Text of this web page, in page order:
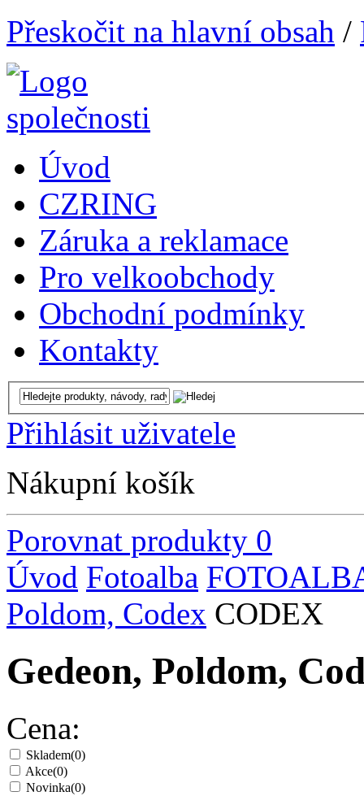
Přeskočit na hlavní obsah /
Úvod
CZRING
Záruka a reklamace
Pro velkoobchody
Obchodní podmínky
Kontakty
Přihlásit uživatele
Nákupní košík
Porovnat produkty 0
Úvod Fotoalba
Poldom, Codex CODEX
Gedeon, Poldom,
Cena:
Skladem(0)
Akce(0)
Novinka(0)